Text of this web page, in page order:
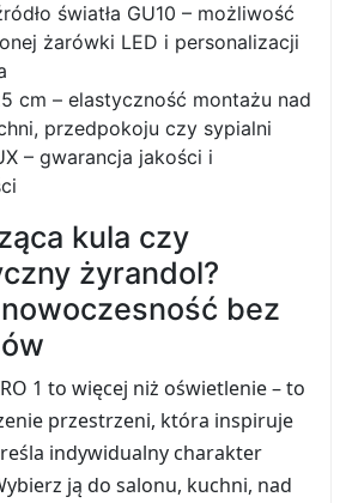
światła GU10 – możliwość
żarówki LED i personalizacji
cm – elastyczność montażu nad
przedpokoju czy sypialni
– gwarancja jakości i
kula czy
żyrandol?
bez
1 to więcej niż oświetlenie – to
przestrzeni, która inspiruje
indywidualny charakter
ją do salonu, kuchni, nad